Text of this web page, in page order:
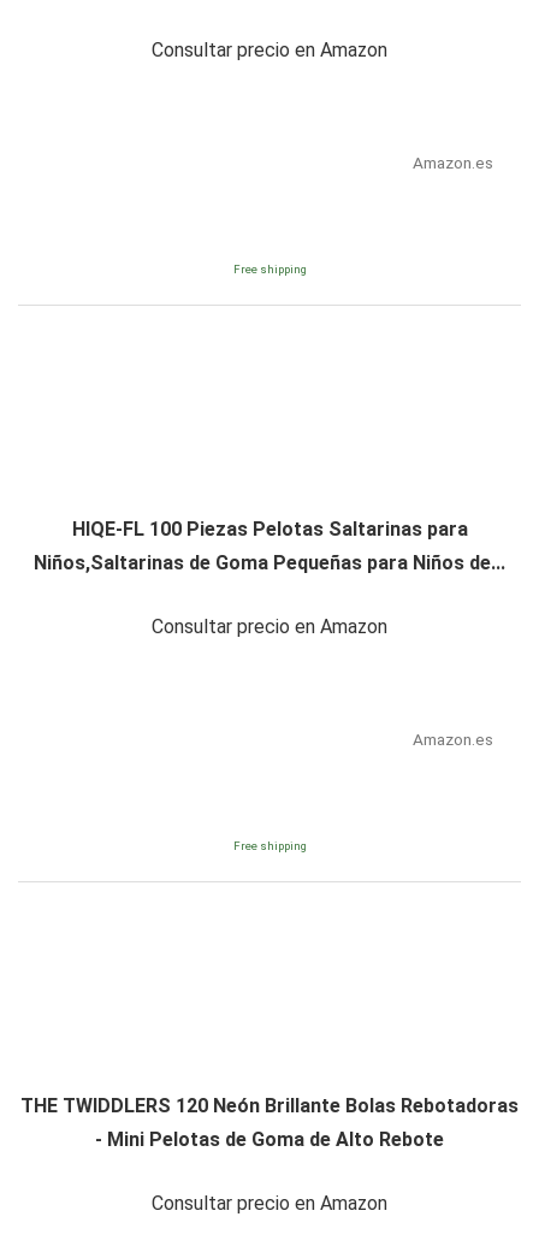
Consultar precio en Amazon
Amazon.es
Free shipping
HIQE-FL 100 Piezas Pelotas Saltarinas para
Niños,Saltarinas de Goma Pequeñas para Niños de...
Consultar precio en Amazon
Amazon.es
Free shipping
THE TWIDDLERS 120 Neón Brillante Bolas Rebotadoras
- Mini Pelotas de Goma de Alto Rebote
Consultar precio en Amazon